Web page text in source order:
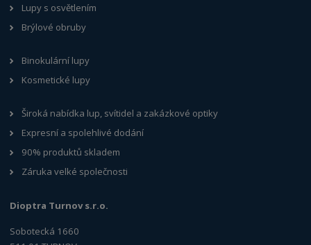
Lupy s osvětlením
Brýlové obruby
Binokulární lupy
Kosmetické lupy
Široká nabídka lup, svítidel a zakázkové optiky
Expresní a spolehlivé dodání
90% produktů skladem
Záruka velké společnosti
Dioptra Turnov s.r.o.
Sobotecká 1660